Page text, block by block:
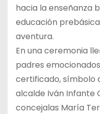
hacia la enseñanza
educación
aventura.
En una ceremonia
padres
certificado, símbolo
alcalde Iván Infante
concejalas María